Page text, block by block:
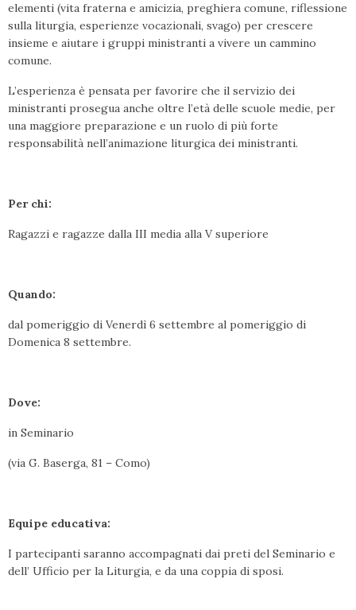
elementi (vita fraterna e amicizia, preghiera comune, riflessione
sulla liturgia, esperienze vocazionali, svago) per crescere
insieme e aiutare i gruppi ministranti a vivere un cammino
comune.
L’esperienza è pensata per favorire che il servizio dei
ministranti prosegua anche oltre l’età delle scuole medie, per
una maggiore preparazione e un ruolo di più forte
responsabilità nell’animazione liturgica dei ministranti.
Per chi:
Ragazzi e ragazze dalla III media alla V superiore
Quando:
dal pomeriggio di Venerdì 6 settembre al pomeriggio di
Domenica 8 settembre.
Dove:
in Seminario
(via G. Baserga, 81 – Como)
Equipe educativa:
I partecipanti saranno accompagnati dai preti del Seminario e
dell’ Ufficio per la Liturgia, e da una coppia di sposi.